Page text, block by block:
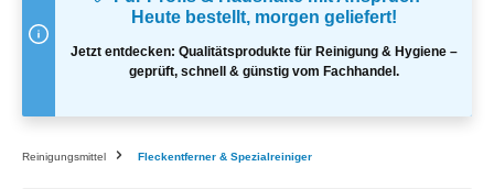
Heute bestellt, morgen geliefert!
Jetzt entdecken: Qualitätsprodukte für Reinigung & Hygiene –
geprüft, schnell & günstig vom Fachhandel.
Reinigungsmittel Fleckentferner & Spezialreiniger